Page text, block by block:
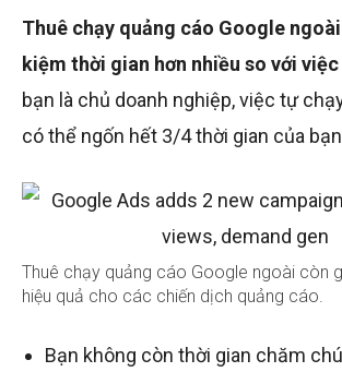
Thuê chạy quảng cáo Google
kiệm thời gian hơn nhiều so với
bạn là chủ doanh nghiệp, việc tự
có thể ngốn hết 3/4 thời gian của
Thuê chạy quảng cáo Google ngoài còn
hiệu quả cho các chiến dịch quảng cáo.
Bạn không còn thời gian chăm